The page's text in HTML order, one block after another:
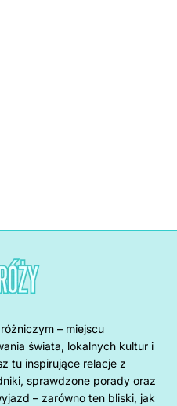
– miejscu
świata, lokalnych kultur i
tu inspirujące relacje z
sprawdzone porady oraz
– zarówno ten bliski, jak